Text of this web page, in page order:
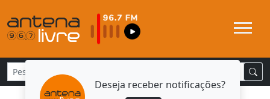
Deseja receber notificações?